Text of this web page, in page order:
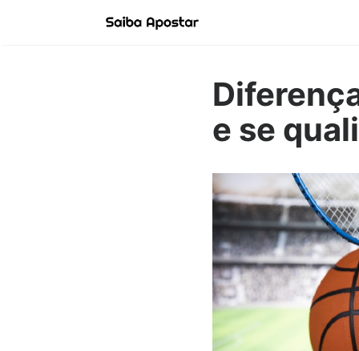
e se